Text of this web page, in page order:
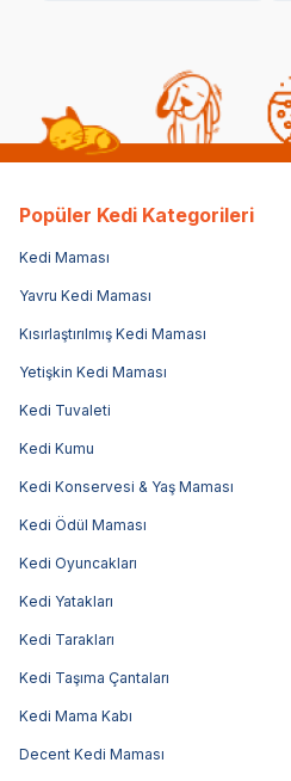
Popüler Kedi Kategorileri
Kedi Maması
Yavru Kedi Maması
Kısırlaştırılmış Kedi Maması
Yetişkin Kedi Maması
Kedi Tuvaleti
Kedi Kumu
Kedi Konservesi & Yaş Maması
Kedi Ödül Maması
Kedi Oyuncakları
Kedi Yatakları
Kedi Tarakları
Kedi Taşıma Çantaları
Kedi Mama Kabı
Decent Kedi Maması